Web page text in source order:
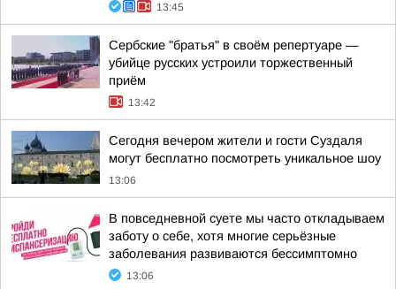
13:45
Сербские "братья" в своём репертуаре —
убийце русских устроили торжественный
приём
13:42
Сегодня вечером жители и гости Суздаля
могут бесплатно посмотреть уникальное шоу
13:06
В повседневной суете мы часто откладываем
заботу о себе, хотя многие серьёзные
заболевания развиваются бессимптомно
13:06